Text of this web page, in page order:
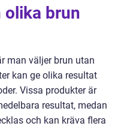
olika brun
man väljer brun utan
kan ge olika resultat
Vissa produkter är
resultat, medan
och kan kräva flera